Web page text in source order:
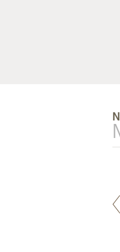
Maldives à la Carte propose tous